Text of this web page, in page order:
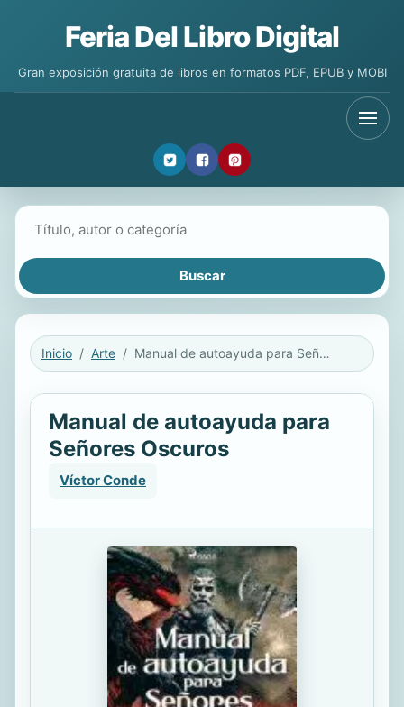
Feria Del Libro Digital
Gran exposición gratuita de libros en formatos PDF, EPUB y MOBI
Inicio Arte Manual de autoayuda para Señores Oscuros
Manual de autoayuda para
Señores Oscuros
Víctor Conde